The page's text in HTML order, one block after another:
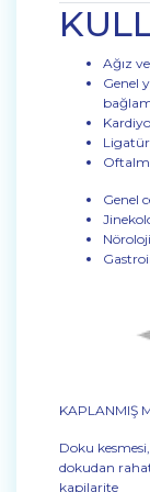
Ağız
Genel
Genel
Nöroloji
KAPLANMIŞ
Doku
dokudan
kapilarite